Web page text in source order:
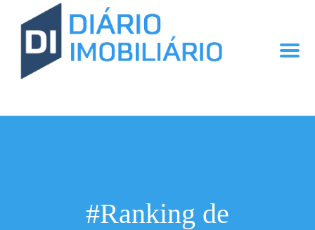
#Ranking de